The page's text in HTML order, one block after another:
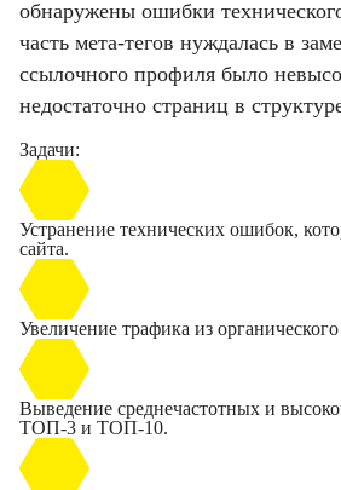
обнаружены ошибки
часть мета-тегов нуждалась в
ссылочного профиля было
недостаточно страниц в
Задачи:
Устранение технических ошибок,
сайта.
Увеличение трафика из
Выведение среднечастотных и
ТОП-3 и ТОП-10.